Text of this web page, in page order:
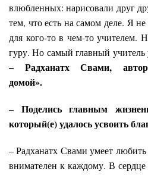
влюбленных: нарисовали друг
тем, что есть на самом деле. Я
для кого-то в чем-то учителем.
гуру. Но самый главный
– Радханатх Свами,
домой».
– Поделись главным
который(е) удалось усвоить
– Радханатх Свами умеет
внимателен к каждому. В